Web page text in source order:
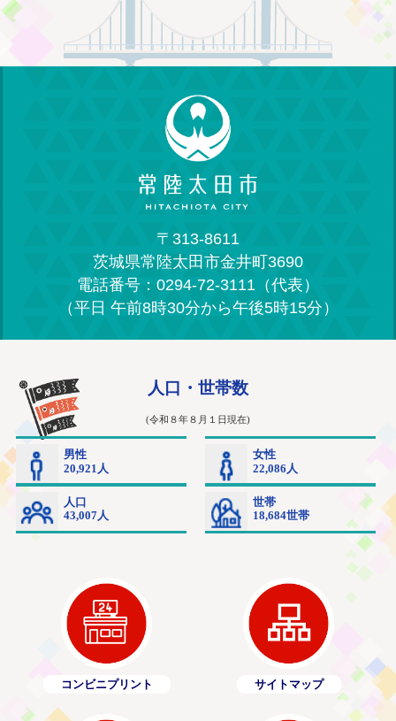
〒313-8611
茨城県常陸太田市金井町3690
電話番号：0294-72-3111（代表）
（平日 午前8時30分から午後5時15分）
コンビニプリント サイトマップ